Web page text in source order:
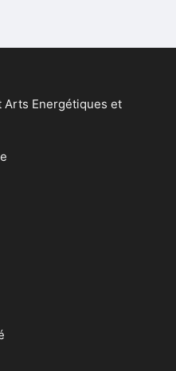
Arts Energétiques et